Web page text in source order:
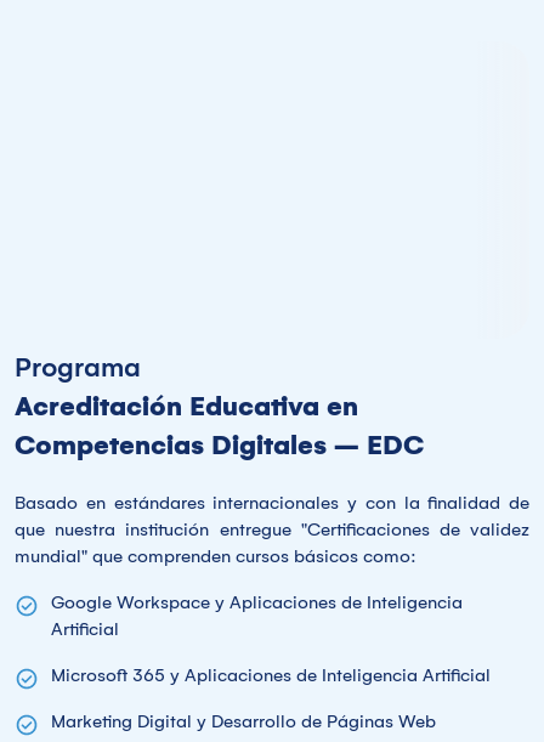
Programa
Acreditación Educativa en
Competencias Digitales – EDC
Basado en estándares internacionales y con la finalidad de
que nuestra institución entregue "Certificaciones de validez
mundial" que comprenden cursos básicos como:
Google Workspace y Aplicaciones de Inteligencia
Artificial
Microsoft 365 y Aplicaciones de Inteligencia Artificial
Marketing Digital y Desarrollo de Páginas Web